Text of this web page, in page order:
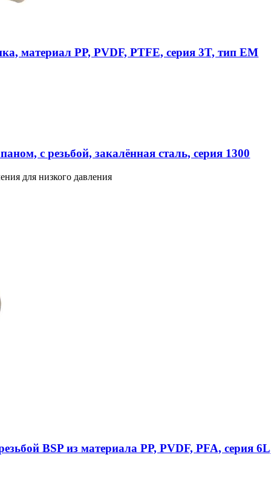
материал PP, PVDF, PTFE, серия 3T, тип EM
с резьбой, закалённая сталь, серия 1300
для низкого давления
BSP из материала PP, PVDF, PFA, серия